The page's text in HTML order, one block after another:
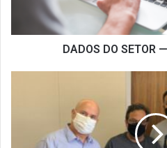
DADOS DO SETOR